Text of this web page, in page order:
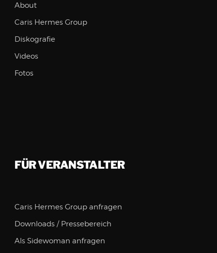
About
Caris Hermes Group
Diskografie
Videos
Fotos
FÜR VERANSTALTER
Caris Hermes Group anfragen
Downloads / Pressebereich
Als Sidewoman anfragen